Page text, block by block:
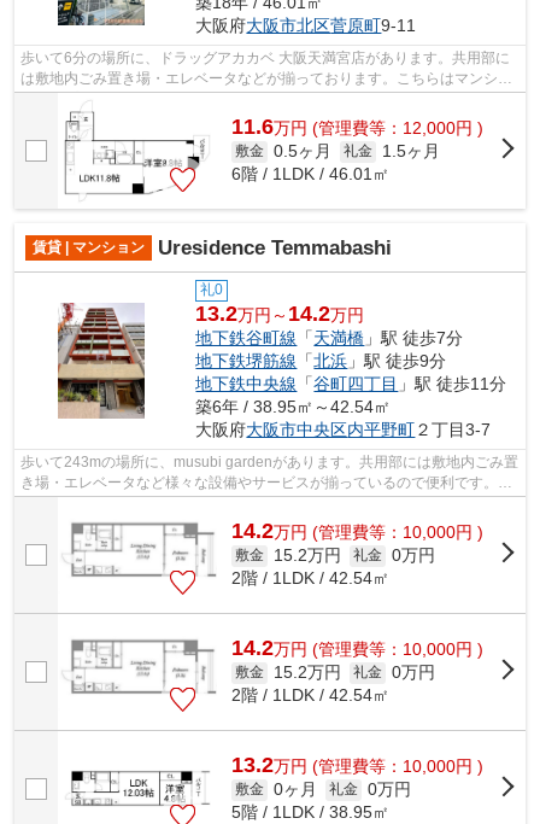
大阪府大阪市北区菅原町9-11
歩いて6分の場所に、ドラッグアカカベ 大阪天満宮店があります。共用部に
は敷地内ごみ置き場・エレベータなどが揃っております。こちらはマンショ
ンタイプになります。風通しのよさが...
11.6万円 (管理費等：12,000円 )
敷金 0.5ヶ月 礼金
1.5ヶ月
6階 / 1LDK / 46.01㎡
賃貸 | マンション Uresidence Temmabashi
礼0
13.2万円～ 14.2万円
地下鉄谷町線 「天満橋 」駅 徒歩7分
地下鉄堺筋線 「北浜 」駅 徒歩9分
地下鉄中央線 「谷町四丁目 」駅 徒歩11分
築6年 / 38.95㎡～42.54㎡
大阪府大阪市中央区内平野町２丁目3-7
歩いて243mの場所に、musubi gardenがあります。共用部には敷地内ごみ置
き場・エレベータなど様々な設備やサービスが揃っているので便利です。こ
ちらは11階建ての物件です。こちらの物...
14.2万円 (管理費等：10,000円 )
敷金 15.2万円 礼金 0万円
2階 / 1LDK / 42.54㎡
14.2万円 (管理費等：10,000円 )
敷金 15.2万円 礼金 0万円
2階 / 1LDK / 42.54㎡
13.2万円 (管理費等：10,000円 )
敷金 0ヶ月 礼金 0万円
5階 / 1LDK / 38.95㎡